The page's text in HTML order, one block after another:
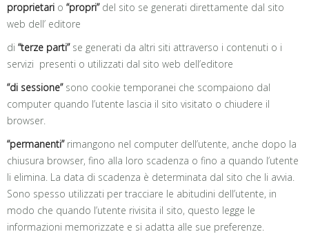
proprietari o “propri” del sito se generati direttamente dal sito
web dell’ editore
di “terze parti” se generati da altri siti attraverso i contenuti o i
servizi presenti o utilizzati dal sito web dell’editore
“di sessione” sono cookie temporanei che scompaiono dal
computer quando l’utente lascia il sito visitato o chiudere il
browser.
“permanenti”rimangono nel computer dell’utente, anche dopo la
chiusura browser, fino alla loro scadenza o fino a quando l’utente
li elimina. La data di scadenza è determinata dal sito che li avvia.
Sono spesso utilizzati per tracciare le abitudini dell’utente, in
modo che quando l’utente rivisita il sito, questo legge le
informazioni memorizzate e si adatta alle sue preferenze.